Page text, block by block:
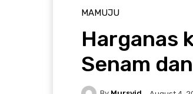
MAMUJU
Harganas
Senam